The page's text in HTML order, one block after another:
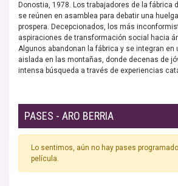
Donostia, 1978. Los trabajadores de la fábrica
se reúnen en asamblea para debatir una
prospera. Decepcionados, los más
aspiraciones de transformación social hacia
Algunos abandonan la fábrica y se integran en
aislada en las montañas, donde decenas de
intensa búsqueda a través de experiencias
PASES - ARO BERRIA
Lo sentimos, aún no hay pases
película.